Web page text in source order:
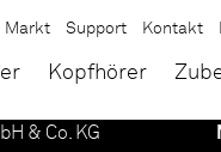
Kopfhörer
Markt Support Kontakt
& Co. KG